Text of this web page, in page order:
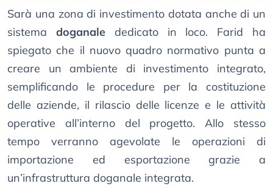
Sarà una zona di investimento dotata anche di un
sistema doganalededicato in loco. Farid ha
spiegato che il nuovo quadro normativo punta a
creare un ambiente di investimento integrato,
semplificando le procedure per la costituzione
delle aziende, il rilascio delle licenze e le attività
operative all’interno del progetto. Allo stesso
tempo verranno agevolate le operazioni di
importazione ed esportazione grazie a
un’infrastruttura doganale integrata.